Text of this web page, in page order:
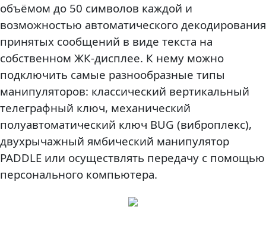
объёмом до 50 символов каждой и
возможностью автоматического декодирования
принятых сообщений в виде текста на
собственном ЖК-дисплее. К нему можно
подключить самые разнообразные типы
манипуляторов: классический вертикальный
телеграфный ключ, механический
полуавтоматический ключ BUG (виброплекс),
двухрычажный ямбический манипулятор
PADDLE или осуществлять передачу с помощью
персонального компьютера.